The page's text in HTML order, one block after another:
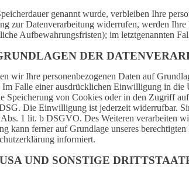
genannt wurde, verbleiben Ihre
zur Datenverarbeitung widerrufen, werden
Aufbewahrungsfristen); im letztgenannten
DER
wir Ihre personenbezogenen Daten auf
Falle einer ausdrücklichen Einwilligung in
von Cookies oder in den Zugriff
Die Einwilligung ist jederzeit widerrufbar.
1 lit. b DSGVO. Des Weiteren verarbeiten
ferner auf Grundlage unseres
informiert.
UND SONSTIGE